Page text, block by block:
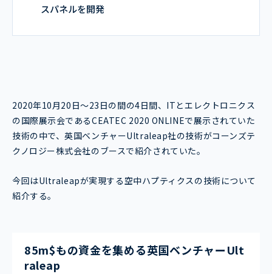
スパネルを開発
2020年10月20日～23日の間の4日間、ITとエレクトロニクス
の国際展示会であるCEATEC 2020 ONLINEで展示されていた
技術の中で、英国ベンチャーUltraleap社の技術がコーンズテ
クノロジー株式会社のブースで紹介されていた。
今回はUltraleapが実現する空中ハプティクスの技術について
紹介する。
85m$もの資金を集める英国ベンチャーUlt
raleap